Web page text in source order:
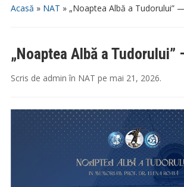
Acasă » NAT » „Noaptea Albă a Tudorului”
„Noaptea Albă a Tudorului”
Scris de admin în NAT pe mai 21, 2026.